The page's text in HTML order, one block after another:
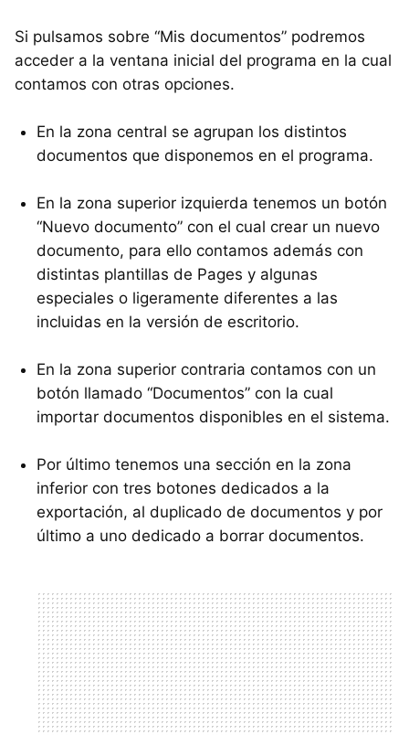
Si pulsamos sobre “Mis documentos” podremos
acceder a la ventana inicial del programa en la cual
contamos con otras opciones.
En la zona central se agrupan los distintos
documentos que disponemos en el programa.
En la zona superior izquierda tenemos un botón
“Nuevo documento” con el cual crear un nuevo
documento, para ello contamos además con
distintas plantillas de Pages y algunas
especiales o ligeramente diferentes a las
incluidas en la versión de escritorio.
En la zona superior contraria contamos con un
botón llamado “Documentos” con la cual
importar documentos disponibles en el sistema.
Por último tenemos una sección en la zona
inferior con tres botones dedicados a la
exportación, al duplicado de documentos y por
último a uno dedicado a borrar documentos.